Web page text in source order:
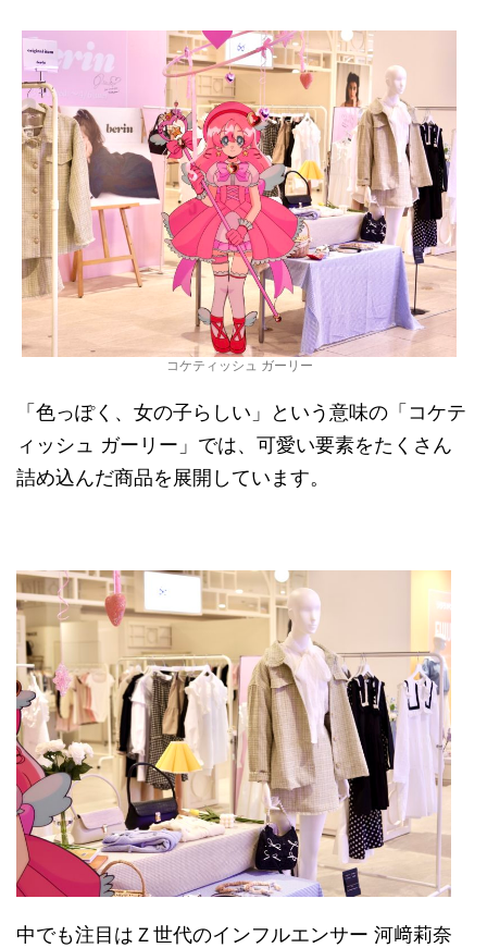
コケティッシュ ガーリー
「色っぽく、女の子らしい」という意味の「コケテ
ィッシュ ガーリー」では、可愛い要素をたくさん
詰め込んだ商品を展開しています。
中でも注目はＺ世代のインフルエンサー 河﨑莉奈